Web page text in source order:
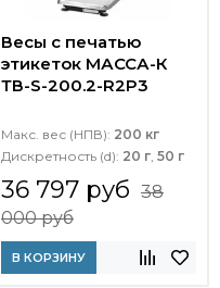
Весы с печатью
этикеток МАССА-К
ТВ-S-200.2-R2P3
Макс. вес (НПВ): 200 кг
Дискретность (d): 20 г, 50 г
36 797 руб 38
000 руб
В КОРЗИНУ